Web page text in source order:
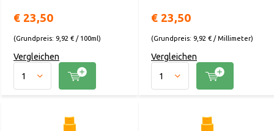
€ 23,50
(Grundpreis: 9,92 € / 100ml)
Vergleichen
€ 23,50
(Grundpreis: 9,92 € / Millimeter)
Vergleichen